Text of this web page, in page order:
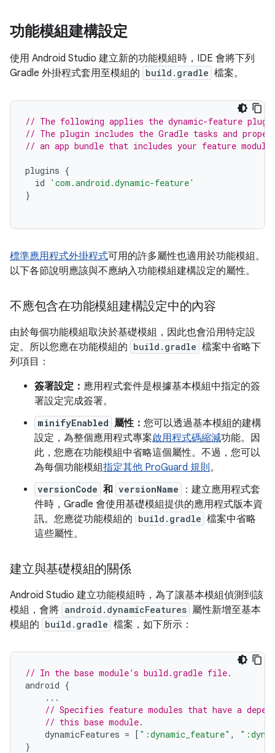
功能模組建構設定
使用 Android Studio 建立新的功能模組時，IDE 會將下列
Gradle 外掛程式套用至模組的 build.gradle 檔案。
// The following applies the dynamic-feature
// The plugin includes the Gradle tasks and
// an app bundle that includes your feature
plugins {
id
'com.android.dynamic-feature'
}
標準應用程式外掛程式可用的許多屬性也適用於功能模組。
以下各節說明應該與不應納入功能模組建構設定的屬性。
不應包含在功能模組建構設定中的內容
由於每個功能模組取決於基礎模組，因此也會沿用特定設
定。所以您應在功能模組的 build.gradle 檔案中省略下
列項目：
簽署設定： 應用程式套件是根據基本模組中指定的簽
署設定完成簽署。
minifyEnabled 屬性： 您可以透過基本模組的建構
設定，為整個應用程式專案啟用程式碼縮減功能。因
此，您應在功能模組中省略這個屬性。不過，您可以
為每個功能模組指定其他 ProGuard 規則。
versionCode 和 versionName
：建立應用程式套
件時，Gradle 會使用基礎模組提供的應用程式版本資
訊。您應從功能模組的 build.gradle 檔案中省略
這些屬性。
建立與基礎模組的關係
Android Studio 建立功能模組時，為了讓基本模組偵測到該
模組，會將 android.dynamicFeatures 屬性新增至基本
模組的 build.gradle 檔案，如下所示：
// In the base module’s build.gradle file.
android {
...
// Specifies feature modules that have a
// this base module.
dynamicFeatures = [ ":dynamic_feature" ,
}